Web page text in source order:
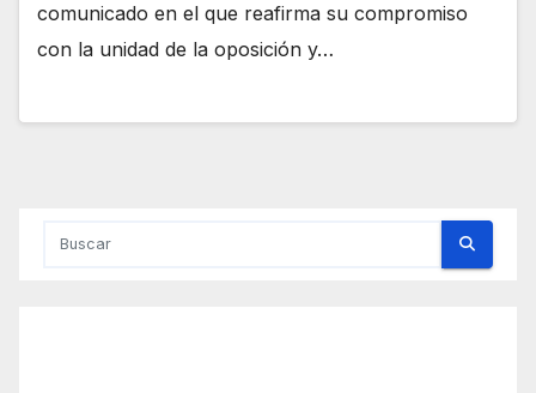
comunicado en el que reafirma su compromiso
con la unidad de la oposición y…